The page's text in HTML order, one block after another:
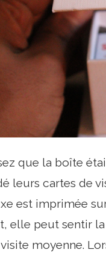
que la boîte
leurs cartes de
est imprimée
elle peut sentir
moyenne.